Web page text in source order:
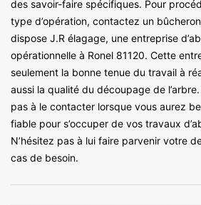
des savoir-faire spécifiques. Pour
type d’opération, contactez un
dispose J.R élagage, une entreprise
opérationnelle à Ronel 81120. Cette
seulement la bonne tenue du travail à
aussi la qualité du découpage de
pas à le contacter lorsque vous aurez
fiable pour s’occuper de vos travaux
N’hésitez pas à lui faire parvenir votre
cas de besoin.